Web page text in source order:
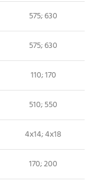
575; 630
575; 630
110; 170
510; 550
4х14; 4х18
170; 200